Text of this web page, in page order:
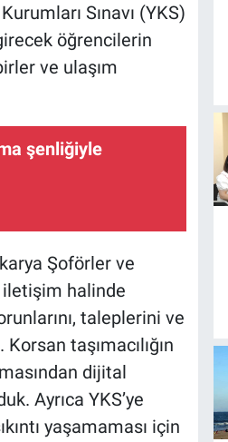
Sınavı (YKS)
öğrencilerin
ve ulaşım
şenliğiyle
Şoförler ve
iletişim halinde
taleplerini ve
taşımacılığın
dijital
Ayrıca YKS’ye
yaşamaması için